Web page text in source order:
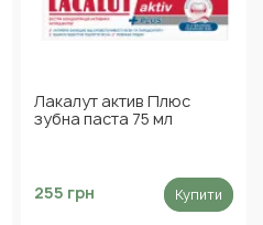
Лакалут актив Плюс
зубна паста 75 мл
255 грн Купити